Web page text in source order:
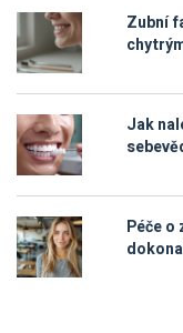
Zubní
Jak
Péče